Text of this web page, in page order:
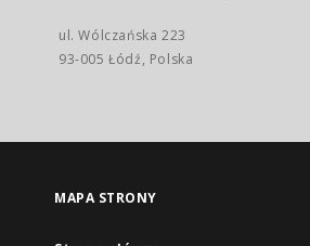
ul. Wólczańska 223
93-005 Łódź, Polska
MAPA STRONY